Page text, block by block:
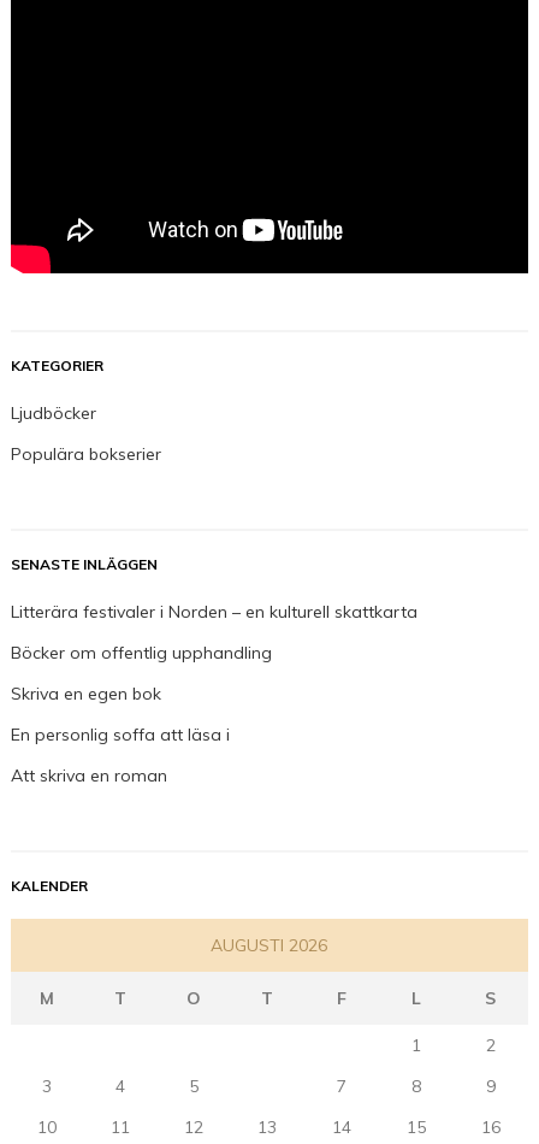
KATEGORIER
Ljudböcker
Populära bokserier
SENASTE INLÄGGEN
Litterära festivaler i Norden – en kulturell skattkarta
Böcker om offentlig upphandling
Skriva en egen bok
En personlig soffa att läsa i
Att skriva en roman
KALENDER
AUGUSTI 2026
M T O T F L S
1
2
3
4 5 7 8
9
10
11 12 13 14 15 16